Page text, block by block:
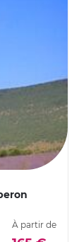
À partir de